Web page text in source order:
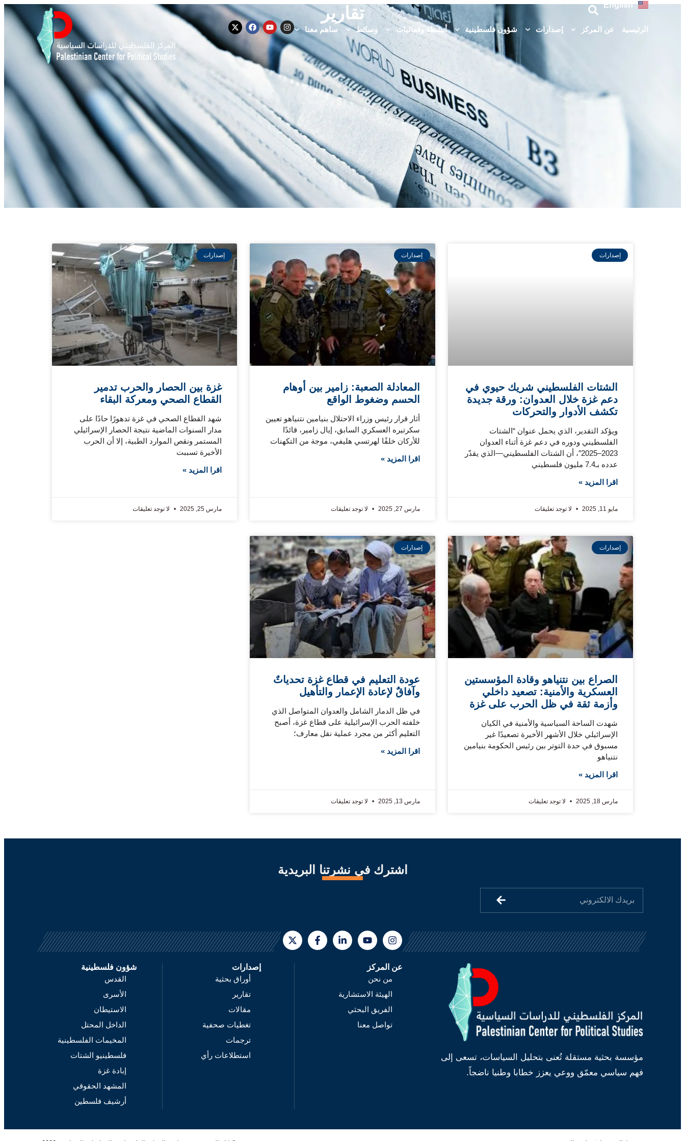
English
الرئيسية عن المركز إصدارات شؤون فلسطينية أنشطة وفعاليات وسائط ساهم معنا
تقارير
إصدارات
الشتات الفلسطيني شريك حيوي في
دعم غزة خلال العدوان: ورقة جديدة
تكشف الأدوار والتحركات
ويؤكد التقدير، الذي يحمل عنوان “الشتات
الفلسطيني ودوره في دعم غزة أثناء العدوان
2023–2025″، أن الشتات الفلسطيني—الذي يقدّر
عدده بـ7.4 مليون فلسطيني
اقرا المزيد »
مايو 11, 2025 لا توجد تعليقات
إصدارات
المعادلة الصعبة: زامير بين أوهام
الحسم وضغوط الواقع
أثار قرار رئيس وزراء الاحتلال بنيامين نتنياهو تعيين
سكرتيره العسكري السابق، إيال زامير، قائدًا
للأركان خلفًا لهرتسي هليفي، موجة من التكهنات
اقرا المزيد »
مارس 27, 2025 لا توجد تعليقات
إصدارات
غزة بين الحصار والحرب تدمير
القطاع الصحي ومعركة البقاء
شهد القطاع الصحي في غزة تدهورًا حادًا على
مدار السنوات الماضية نتيجة الحصار الإسرائيلي
المستمر ونقص الموارد الطبية، إلا أن الحرب
الأخيرة تسببت
اقرا المزيد »
مارس 25, 2025 لا توجد تعليقات
إصدارات
الصراع بين نتنياهو وقادة المؤسستين
العسكرية والأمنية: تصعيد داخلي
وأزمة ثقة في ظل الحرب على غزة
شهدت الساحة السياسية والأمنية في الكيان
الإسرائيلي خلال الأشهر الأخيرة تصعيدًا غير
مسبوق في حدة التوتر بين رئيس الحكومة بنيامين
نتنياهو
اقرا المزيد »
مارس 18, 2025 لا توجد تعليقات
إصدارات
عودة التعليم في قطاع غزة تحدياتٌ
وآفاقٌ لإعادة الإعمار والتأهيل
في ظل الدمار الشامل والعدوان المتواصل الذي
خلفته الحرب الإسرائيلية على قطاع غزة، أصبح
التعليم أكثر من مجرد عملية نقل معارف؛
اقرا المزيد »
مارس 13, 2025 لا توجد تعليقات
اشترك في نشرتنا البريدية
مؤسسة بحثية مستقلة تُعنى بتحليل السياسات، تسعى إلى
فهم سياسي معمّق ووعي يعزز خطابا وطنيا ناضجاً.
عن المركز
من نحن
الهيئة الاستشارية
الفريق البحثي
تواصل معنا
إصدارات
أوراق بحثية
تقارير
مقالات
تغطيات صحفية
ترجمات
استطلاعات رأي
شؤون فلسطينية
القدس
الأسرى
الاستيطان
الداخل المحتل
المخيمات الفلسطينية
فلسطينيو الشتات
إبادة غزة
المشهد الحقوقي
أرشيف فلسطين